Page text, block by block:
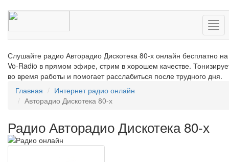
Слушайте радио Авторадио Дискотека 80-х онлайн бесплатно на
Vo-Radio в прямом эфире, стрим в хорошем качестве.
во время работы и помогает расслабиться после трудного дня.
Главная
Интернет радио онлайн
Авторадио Дискотека 80-х
Радио Авторадио Дискотека 80-х